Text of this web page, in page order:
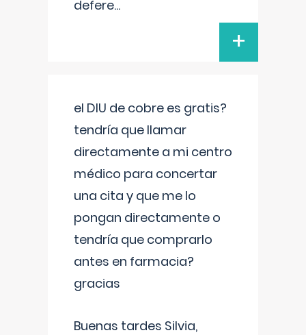
defere...
+
el DIU de cobre es gratis?
tendría que llamar
directamente a mi centro
médico para concertar
una cita y que me lo
pongan directamente o
tendría que comprarlo
antes en farmacia?
gracias
Buenas tardes Silvia,